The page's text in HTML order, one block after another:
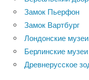
Замок Пьерфон
Замок Вартбург
Лондонские музеи
Берлинские музеи
Древнерусское